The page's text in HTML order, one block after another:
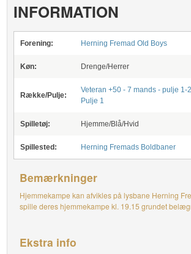
INFORMATION
Forening: Herning Fremad Old Boys
Køn: Drenge/Herrer
Række/Pulje:
Veteran +50 - 7 mands - pulje 1-
Pulje 1
Spilletøj: Hjemme/Blå/Hvid
Spillested: Herning Fremads Boldbaner
Bemærkninger
Hjemmekampe kan afvikles på lysbane Herning
spille deres hjemmekampe kl. 19.15 grundet
Ekstra info